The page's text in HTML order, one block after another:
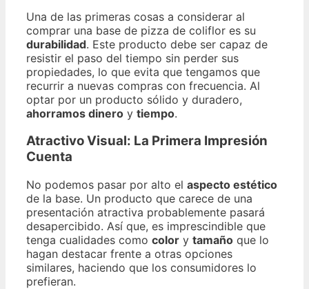
Una de las primeras cosas a considerar al
comprar una base de pizza de coliflor es su
durabilidad. Este producto debe ser capaz de
resistir el paso del tiempo sin perder sus
propiedades, lo que evita que tengamos que
recurrir a nuevas compras con frecuencia. Al
optar por un producto sólido y duradero,
ahorramos dinero y tiempo.
Atractivo Visual: La Primera Impresión
Cuenta
No podemos pasar por alto el aspecto estético
de la base. Un producto que carece de una
presentación atractiva probablemente pasará
desapercibido. Así que, es imprescindible que
tenga cualidades como color y tamaño que lo
hagan destacar frente a otras opciones
similares, haciendo que los consumidores lo
prefieran.